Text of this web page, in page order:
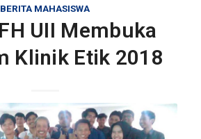
BERITA MAHASISWA
UII Membuka
Klinik Etik 2018